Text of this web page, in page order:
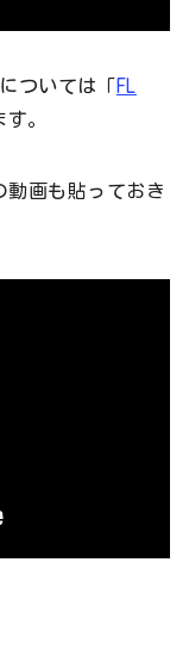
ついては「 FL
。
動画も貼っておき